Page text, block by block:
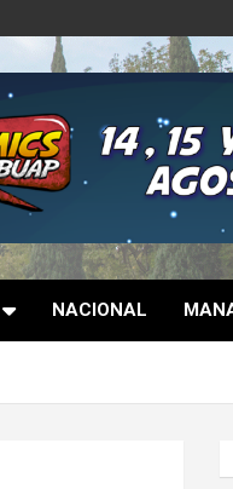
NACIONAL